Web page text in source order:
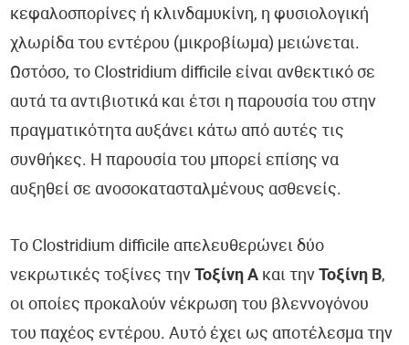
κεφαλοσπορίνες ή κλινδαμυκίνη, η φυσιολογική
χλωρίδα του εντέρου (μικροβίωμα) μειώνεται.
Ωστόσο, το Clostridium difficile είναι ανθεκτικό σε
αυτά τα αντιβιοτικά και έτσι η παρουσία του στην
πραγματικότητα αυξάνει κάτω από αυτές τις
συνθήκες. Η παρουσία του μπορεί επίσης να
αυξηθεί σε ανοσοκατασταλμένους ασθενείς.
Το Clostridium difficile απελευθερώνει δύο
νεκρωτικές τοξίνες την Τοξίνη Α και την Τοξίνη Β,
οι οποίες προκαλούν νέκρωση του βλεννογόνου
του παχέος εντέρου. Αυτό έχει ως αποτέλεσμα την